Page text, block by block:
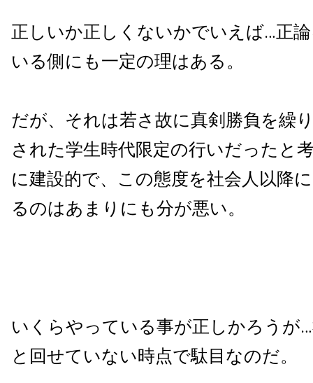
正しいか正しくないかでいえば…正
いる側にも一定の理はある。
だが、それは若さ故に真剣勝負を繰
された学生時代限定の行いだったと
に建設的で、この態度を社会人以降
るのはあまりにも分が悪い。
いくらやっている事が正しかろうが
と回せていない時点で駄目なのだ。